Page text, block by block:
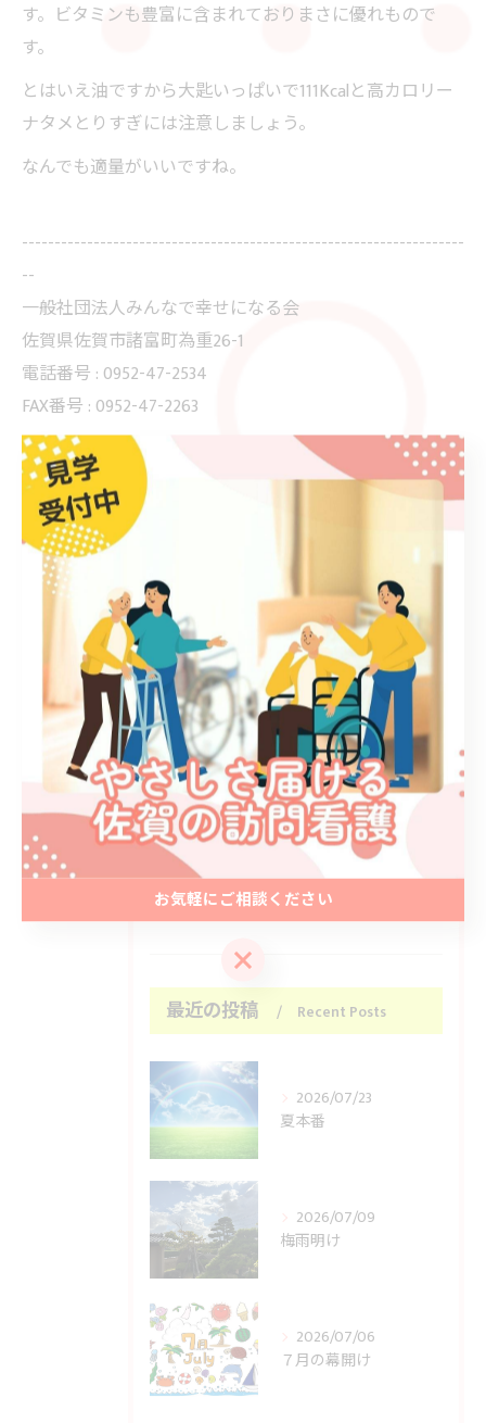
す。ビタミンも豊富に含まれておりまさに優れもので
す。
とはいえ油ですから大匙いっぱいで111Kcalと高カロリー
ナタメとりすぎには注意しましょう。
なんでも適量がいいですね。
--------------------------------------------------------------------
--
一般社団法人みんなで幸せになる会
佐賀県佐賀市諸富町為重26-1
電話番号 : 0952-47-2534
FAX番号 : 0952-47-2263
--------------------------------------------------------------------
ブログ
< 前のページ 一覧に戻る 次のページ >
カテゴリー Categories
全てのカテゴリー
ブログ
お知らせ
最近の投稿 Recent Posts
2026/07/23
夏本番
2026/07/09
梅雨明け
2026/07/06
７月の幕開け
お気軽にご相談ください
お気軽にご相談ください